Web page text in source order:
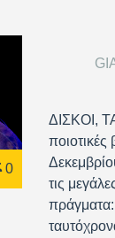
0
ΔΙΣΚΟΙ,
ποιοτικές
τις
πράγματα: